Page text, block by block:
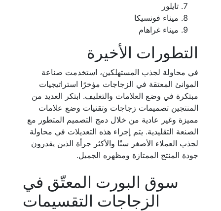
تايلور
ميناء فونسيكا
ميناء غراهام
التطورات الأخيرة
في محاولة لجذب المستهلكين، استخدمت صناعة
الموانئ المعتقة في الزجاجات مؤخرًا استراتيجيات
مبتكرة في وضع العلامات والتغليف. ابتكر العديد من
المنتجين تصميمات زجاجات وتقنيات وضع علامات
مميزة وغير عادية من خلال دمج التصميم المتطور مع
الصنعة التقليدية. يتم إجراء هذه التعديلات في محاولة
لجذب العملاء الأصغر سنًا والأكثر جرأة الذين يقدرون
جودة المنتج الممتازة ومظهره الجميل.
سوق البورت المعتّق في
الزجاجات التقسيمات